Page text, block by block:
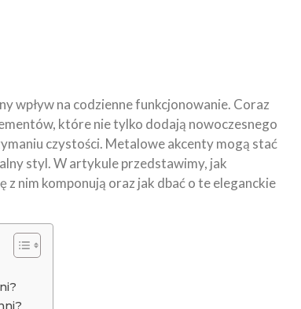
wpływ na codzienne funkcjonowanie. Coraz
które nie tylko dodają nowoczesnego
czystości. Metalowe akcenty mogą stać
styl. W artykule przedstawimy, jak
nim komponują oraz jak dbać o te eleganckie